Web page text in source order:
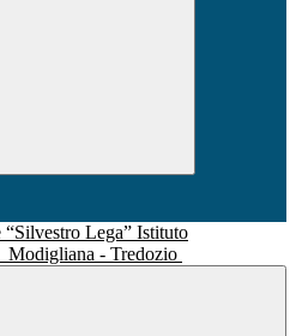
Istituto
Modigliana - Tredozio